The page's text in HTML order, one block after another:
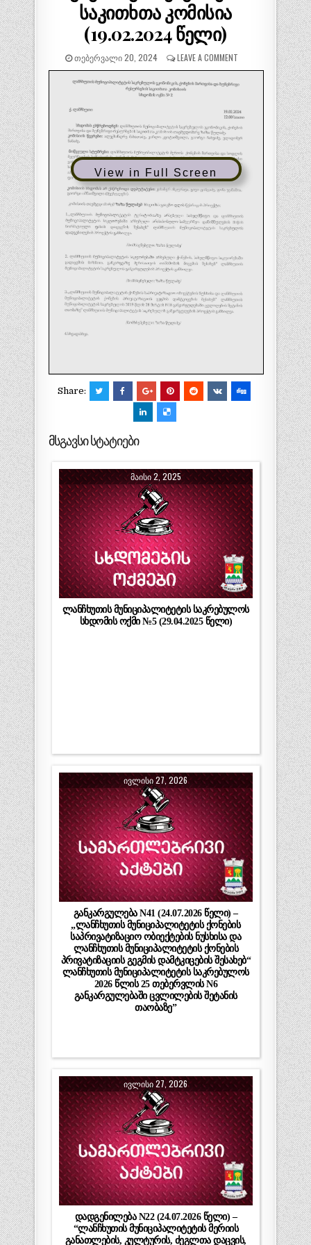
საკითხთა კომისია
(19.02.2024 წელი)
ᲗᲔᲑᲔᲠᲕᲐᲚᲘ 20, 2024 LEAVE A COMMENT
View in Full Screen
Share:
მსგავსი სტატიები
ᲛᲐᲘᲡᲘ 2, 2025
ლანჩხუთის მუნიციპალიტეტის საკრებულოს
სხდომის ოქმი №5 (29.04.2025 წელი)
ᲘᲕᲚᲘᲡᲘ 27, 2026
განკარგულება N41 (24.07.2026 წელი) –
„ლანჩხუთის მუნიციპალიტეტის ქონების
საპრივატიზაციო ობიექტების ნუსხისა და
ლანჩხუთის მუნიციპალიტეტის ქონების
პრივატიზაციის გეგმის დამტკიცების შესახებ“
ლანჩხუთის მუნიციპალიტეტის საკრებულოს
2026 წლის 25 თებერვლის N6
განკარგულებაში ცვლილების შეტანის
თაობაზე”
ᲘᲕᲚᲘᲡᲘ 27, 2026
დადგენილება N22 (24.07.2026 წელი) –
“ლანჩხუთის მუნიციპალიტეტის მერიის
განათლების, კულტურის, ძეგლთა დაცვის,